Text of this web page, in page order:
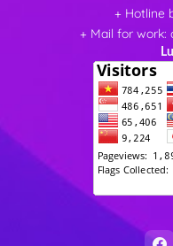
+ Hotline
+ Mail for work: